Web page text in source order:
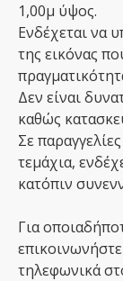
1,00μ ύψος.
Ενδέχεται να
της εικόνας
Δεν είναι
καθώς
Σε
τεμάχια,
κατόπιν
Για
τηλεφωνικά